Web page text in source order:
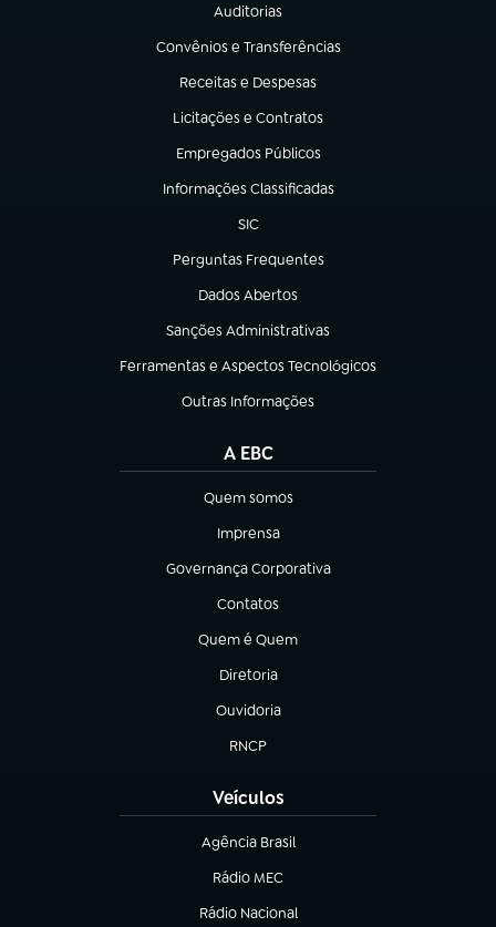
Auditorias
(abre em nova aba)
Convênios e Transferências
(abre em nova aba)
Receitas e Despesas
(abre em nova aba)
Licitações e Contratos
(abre em nova aba)
Empregados Públicos
(abre em nova aba)
Informações Classificadas
(abre em nova aba)
SIC
(abre em nova aba)
Perguntas Frequentes
(abre em nova aba)
Dados Abertos
(abre em nova aba)
Sanções Administrativas
(abre em nova aba)
Ferramentas e Aspectos Tecnológicos
(abre em nova aba)
Outras Informações
(abre em nova aba)
A EBC
Quem somos
(abre em nova aba)
Imprensa
(abre em nova aba)
Governança Corporativa
(abre em nova aba)
Contatos
(abre em nova aba)
Quem é Quem
(abre em nova aba)
Diretoria
(abre em nova aba)
Ouvidoria
(abre em nova aba)
RNCP
(abre em nova aba)
Veículos
Agência Brasil
(abre em nova aba)
Rádio MEC
(abre em nova aba)
Rádio Nacional